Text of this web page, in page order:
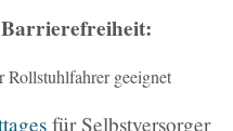
Rollstuhlfahrer geeignet
für Selbstversorger